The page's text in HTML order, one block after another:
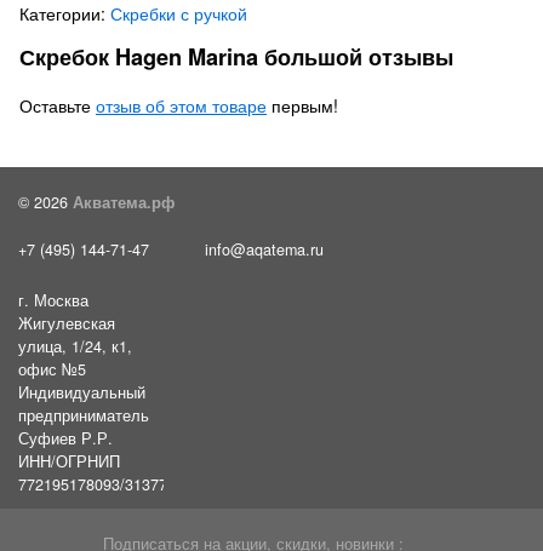
Категории: Скребки с ручкой
Скребок Hagen Marina большой отзывы
Оставьте отзыв об этом товаре первым!
© 2026 Акватема.рф
+7 (495) 144-71-47 info@aqatema.ru
г. Москва
Жигулевская
улица, 1/24, к1,
офис №5
Индивидуальный
предприниматель
Суфиев Р.Р.
ИНН/ОГРНИП
772195178093/31377461610054
Подписаться на акции, скидки, новинки :